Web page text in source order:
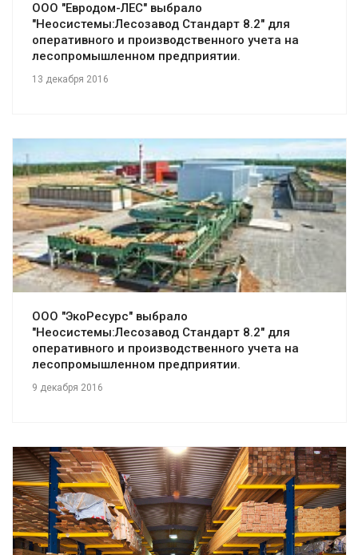
ООО "Евродом-ЛЕС" выбрало
"Неосистемы:Лесозавод Стандарт 8.2" для
оперативного и производственного учета на
лесопромышленном предприятии.
13 декабря 2016
Смотреть проект
ООО "ЭкоРесурс" выбрало
"Неосистемы:Лесозавод Стандарт 8.2" для
оперативного и производственного учета на
лесопромышленном предприятии.
9 декабря 2016
Смотреть проект